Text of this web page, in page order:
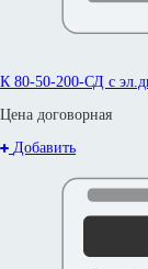
К 80-50-200-СД с
Цена договорная
Добавить